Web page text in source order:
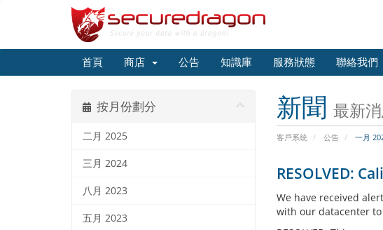
首頁 商店 公告 知識庫 服務狀態 聯絡我們
新聞 最新
客戶系統 公告 一月
按月份劃分
二月 2025
三月 2024
八月 2023
五月 2023
RESOLVED:
We have received
with our datacenter